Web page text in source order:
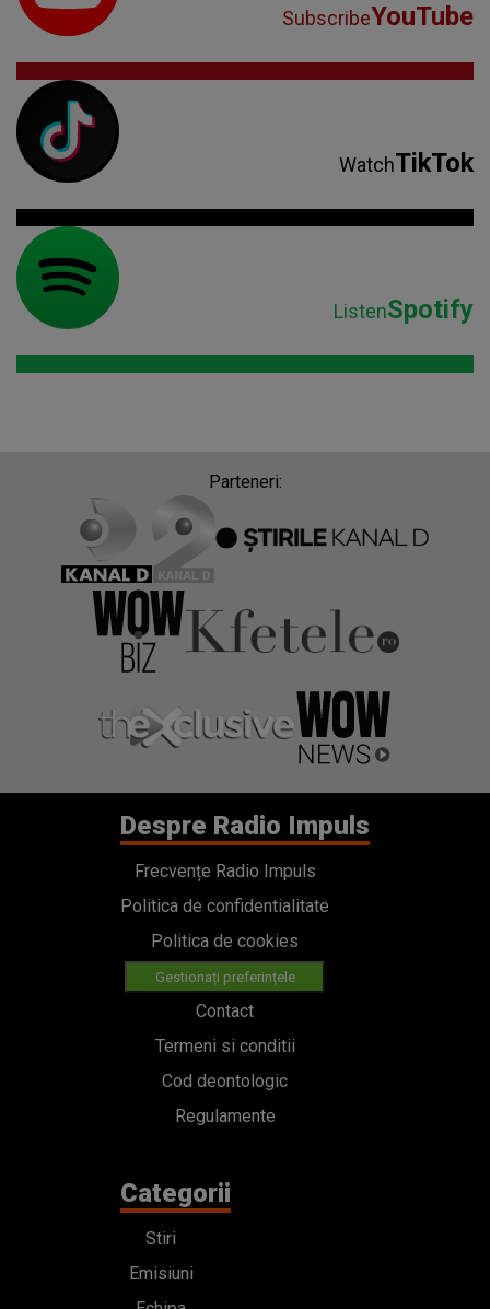
SubscribeYouTube
WatchTikTok
ListenSpotify
Parteneri:
Despre Radio Impuls
Frecvențe Radio Impuls
Politica de confidentialitate
Politica de cookies
Gestionați preferințele
Contact
Termeni si conditii
Cod deontologic
Regulamente
Categorii
Stiri
Emisiuni